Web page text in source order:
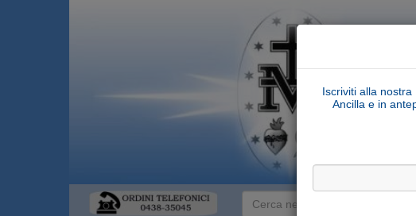
Iscriviti alla
Ancilla e in